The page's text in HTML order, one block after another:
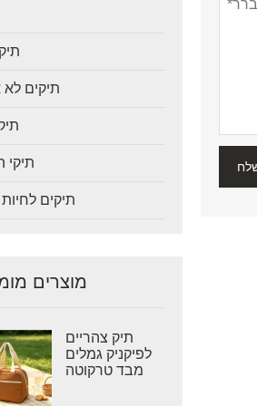
תיקים לא
תיקי
תיקים
מוצרים
תיק צהריים
לפיקניק גמלים
מבד טרקוטה